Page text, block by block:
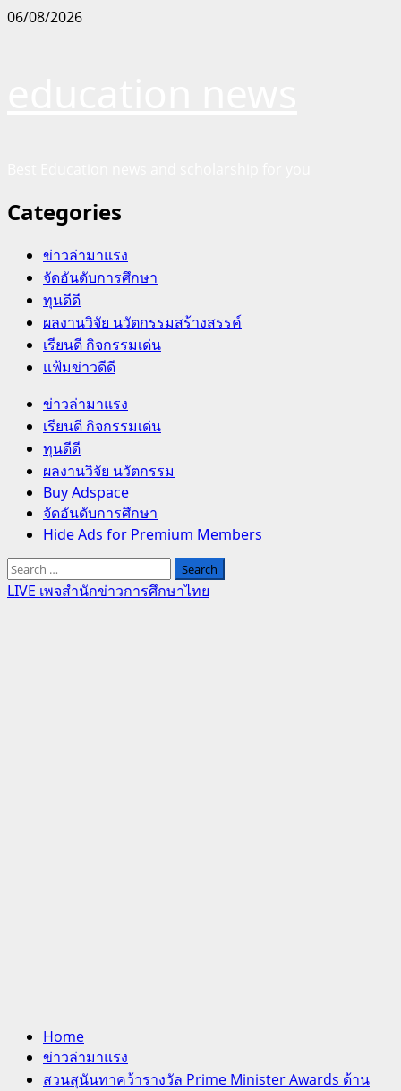
Skip
06/08/2026
Categories
ข่าวล่ามาแรง
จัดอันดับการศึกษา
ทุนดีดี
ผลงานวิจัย นวัตกรรมสร้างสรรค์
เรียนดี กิจกรรมเด่น
แฟ้มข่าวดีดี
Primary
Menu
ข่าวล่ามาแรง
เรียนดี กิจกรรมเด่น
ทุนดีดี
ผลงานวิจัย นวัตกรรม
Buy Adspace
จัดอันดับการศึกษา
Hide Ads for Premium Members
Search
for:
LIVE เพจสำนักข่าวการศึกษาไทย
Home
ข่าวล่ามาแรง
สวนสุนันทาคว้ารางวัล Prime Minister Awards ด้าน